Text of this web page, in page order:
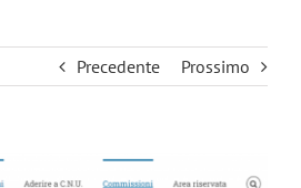
Precedente Prossimo